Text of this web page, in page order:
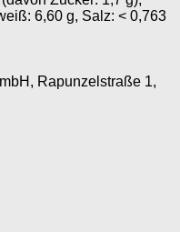
6,60 g, Salz: < 0,763
Rapunzelstraße 1,